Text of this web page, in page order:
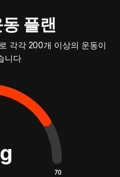
플랜
각각 200개 이상의 운동이
니다
70